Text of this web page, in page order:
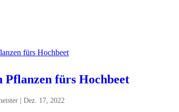
Pflanzen fürs Hochbeet
|Dez. 17, 2022